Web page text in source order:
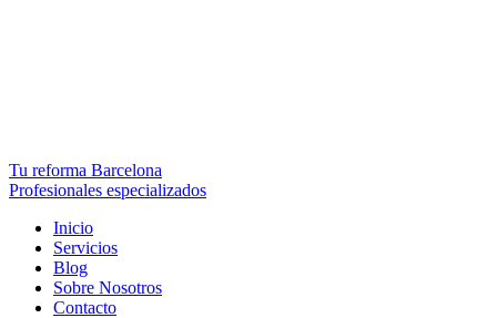
Tu reforma Barcelona
Profesionales especializados
Inicio
Servicios
Blog
Sobre Nosotros
Contacto